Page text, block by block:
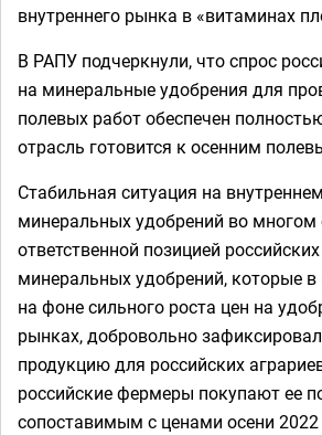
внутреннего рынка в «витаминах
В РАПУ подчеркнули, что спрос
на минеральные удобрения для
полевых работ обеспечен
отрасль готовится к осенним
Стабильная ситуация на
минеральных удобрений во многом
ответственной позицией
минеральных удобрений, которые
на фоне сильного роста цен на
рынках, добровольно
продукцию для российских
российские фермеры покупают ее
сопоставимым с ценами осени 2022